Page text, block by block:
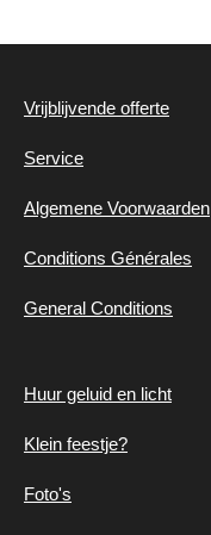
Vrijblijvende offerte
Service
Algemene Voorwaarden
Conditions Générales
General Conditions
Huur geluid en licht
Klein feestje?
Foto's